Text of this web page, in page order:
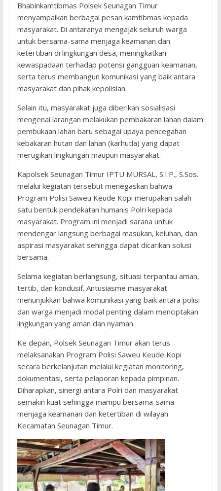
Bhabinkamtibmas Polsek Seunagan Timur
menyampaikan berbagai pesan kamtibmas kepada
masyarakat. Di antaranya mengajak seluruh warga
untuk bersama-sama menjaga keamanan dan
ketertiban di lingkungan desa, meningkatkan
kewaspadaan terhadap potensi gangguan keamanan,
serta terus membangun komunikasi yang baik antara
masyarakat dan pihak kepolisian.
Selain itu, masyarakat juga diberikan sosialisasi
mengenai larangan melakukan pembakaran lahan dalam
pembukaan lahan baru sebagai upaya pencegahan
kebakaran hutan dan lahan (karhutla) yang dapat
merugikan lingkungan maupun masyarakat.
Kapolsek Seunagan Timur IPTU MURSAL, S.I.P., S.Sos.
melalui kegiatan tersebut menegaskan bahwa
Program Polisi Saweu Keude Kopi merupakan salah
satu bentuk pendekatan humanis Polri kepada
masyarakat. Program ini menjadi sarana untuk
mendengar langsung berbagai masukan, keluhan, dan
aspirasi masyarakat sehingga dapat dicarikan solusi
bersama.
Selama kegiatan berlangsung, situasi terpantau aman,
tertib, dan kondusif. Antusiasme masyarakat
menunjukkan bahwa komunikasi yang baik antara polisi
dan warga menjadi modal penting dalam menciptakan
lingkungan yang aman dan nyaman.
Ke depan, Polsek Seunagan Timur akan terus
melaksanakan Program Polisi Saweu Keude Kopi
secara berkelanjutan melalui kegiatan monitoring,
dokumentasi, serta pelaporan kepada pimpinan.
Diharapkan, sinergi antara Polri dan masyarakat
semakin kuat sehingga mampu bersama-sama
menjaga keamanan dan ketertiban di wilayah
Kecamatan Seunagan Timur.